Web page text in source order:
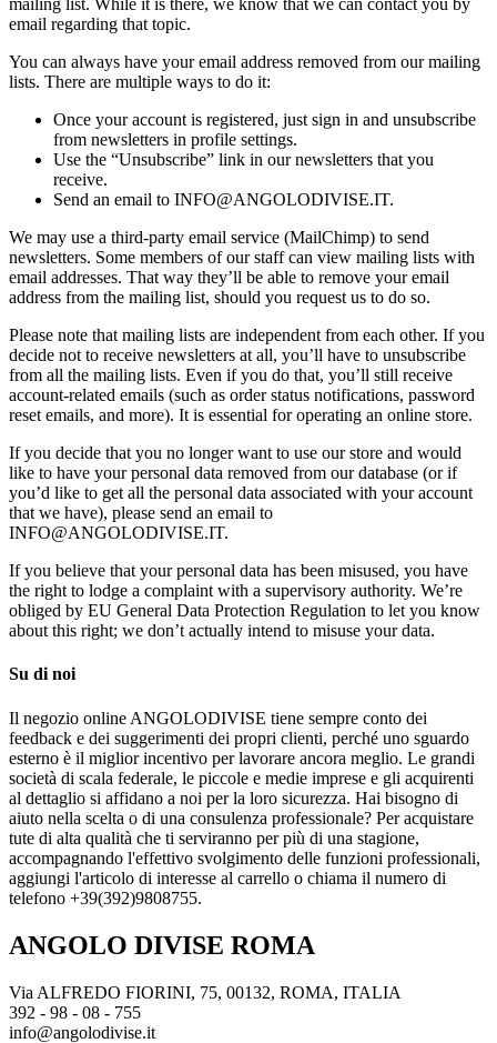
mailing list. While it is there, we know that we can contact you by
email regarding that topic.
You can always have your email address removed from our mailing
lists. There are multiple ways to do it:
Once your account is registered, just sign in and unsubscribe
from newsletters in profile settings.
Use the “Unsubscribe” link in our newsletters that you
receive.
Send an email to INFO@ANGOLODIVISE.IT.
We may use a third-party email service (MailChimp) to send
newsletters. Some members of our staff can view mailing lists with
email addresses. That way they’ll be able to remove your email
address from the mailing list, should you request us to do so.
Please note that mailing lists are independent from each other. If you
decide not to receive newsletters at all, you’ll have to unsubscribe
from all the mailing lists. Even if you do that, you’ll still receive
account-related emails (such as order status notifications, password
reset emails, and more). It is essential for operating an online store.
If you decide that you no longer want to use our store and would
like to have your personal data removed from our database (or if
you’d like to get all the personal data associated with your account
that we have), please send an email to
INFO@ANGOLODIVISE.IT.
If you believe that your personal data has been misused, you have
the right to lodge a complaint with a supervisory authority. We’re
obliged by EU General Data Protection Regulation to let you know
about this right; we don’t actually intend to misuse your data.
Su di noi
Il negozio online ANGOLODIVISE tiene sempre conto dei
feedback e dei suggerimenti dei propri clienti, perché uno sguardo
esterno è il miglior incentivo per lavorare ancora meglio. Le grandi
società di scala federale, le piccole e medie imprese e gli acquirenti
al dettaglio si affidano a noi per la loro sicurezza. Hai bisogno di
aiuto nella scelta o di una consulenza professionale? Per acquistare
tute di alta qualità che ti serviranno per più di una stagione,
accompagnando l'effettivo svolgimento delle funzioni professionali,
aggiungi l'articolo di interesse al carrello o chiama il numero di
telefono +39(392)9808755.
ANGOLO DIVISE ROMA
Via ALFREDO FIORINI, 75, 00132, ROMA, ITALIA
392 - 98 - 08 - 755
info@angolodivise.it